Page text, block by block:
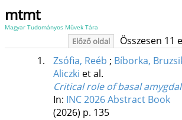
mtmt
Magyar Tudományos Művek Tára
Előző oldal Összesen 11
1. Zsófia, Reéb ; Bíborka,
Aliczki et al.
Critical role of basal
In: INC 2026 Abstract Book
(2026) p. 135